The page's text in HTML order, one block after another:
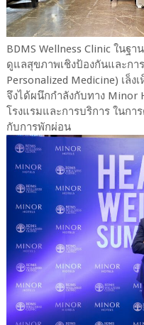
BDMS Wellness Clinic ในฐ
ดูแลสุขภาพเชิงป้องกันและกา
Personalized Medicine) เล็
จึงได้ผนึกกำลังกับทาง
โรงแรมและการบริการ ในก
กับการพักผ่อน